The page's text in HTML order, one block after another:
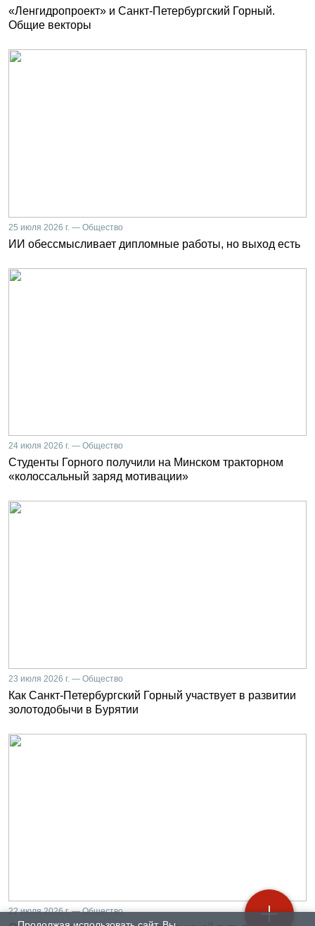
«Ленгидропроект» и Санкт-Петербургский Горный.
Общие векторы
25 июля 2026 г. — Общество
ИИ обессмысливает дипломные работы, но выход есть
24 июля 2026 г. — Общество
Студенты Горного получили на Минском тракторном
«колоссальный заряд мотивации»
23 июля 2026 г. — Общество
Как Санкт-Петербургский Горный участвует в развитии
золотодобычи в Бурятии
22 июля 2026 г. — Общество